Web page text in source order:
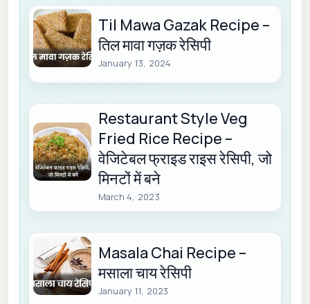
Til Mawa Gazak Recipe –
तिल मावा गज़क रेसिपी
January 13, 2024
Restaurant Style Veg
Fried Rice Recipe –
वेजिटेबल फ्राइड राइस रेसिपी, जो
मिनटों में बने
March 4, 2023
Masala Chai Recipe –
मसाला चाय रेसिपी
January 11, 2023